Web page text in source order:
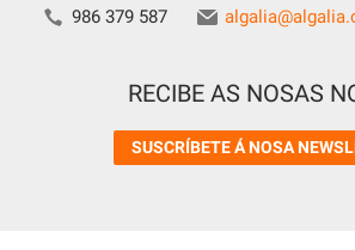
986 379 587
RECIBE AS NOSAS
SUSCRÍBETE Á NOSA